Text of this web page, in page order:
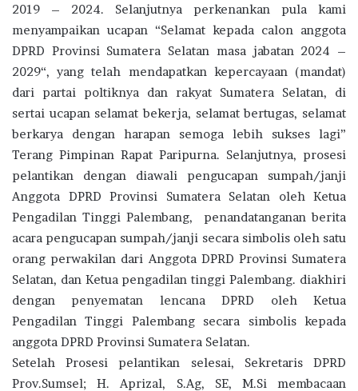
2019 – 2024. Selanjutnya perkenankan pula kami
menyampaikan ucapan “Selamat kepada calon anggota
DPRD Provinsi Sumatera Selatan masa jabatan 2024 –
2029“, yang telah mendapatkan kepercayaan (mandat)
dari partai poltiknya dan rakyat Sumatera Selatan, di
sertai ucapan selamat bekerja, selamat bertugas, selamat
berkarya dengan harapan semoga lebih sukses lagi”
Terang Pimpinan Rapat Paripurna. Selanjutnya, prosesi
pelantikan dengan diawali pengucapan sumpah/janji
Anggota DPRD Provinsi Sumatera Selatan oleh Ketua
Pengadilan Tinggi Palembang, penandatanganan berita
acara pengucapan sumpah/janji secara simbolis oleh satu
orang perwakilan dari Anggota DPRD Provinsi Sumatera
Selatan, dan Ketua pengadilan tinggi Palembang. diakhiri
dengan penyematan lencana DPRD oleh Ketua
Pengadilan Tinggi Palembang secara simbolis kepada
anggota DPRD Provinsi Sumatera Selatan.
Setelah Prosesi pelantikan selesai, Sekretaris DPRD
Prov.Sumsel; H. Aprizal, S.Ag, SE, M.Si membacaan